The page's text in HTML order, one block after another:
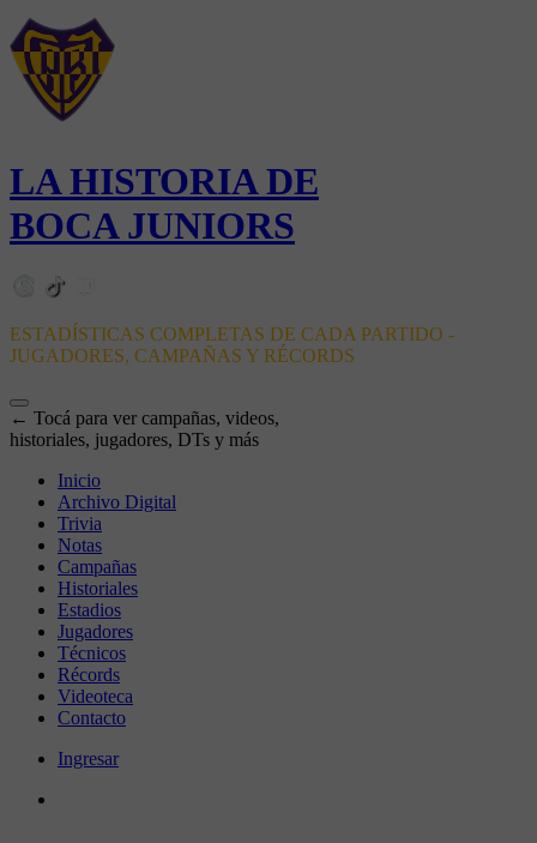
LA HISTORIA DE
BOCA JUNIORS
ESTADÍSTICAS COMPLETAS DE CADA PARTIDO -
JUGADORES, CAMPAÑAS Y RÉCORDS
← Tocá para ver campañas, videos,
historiales, jugadores, DTs y más
Inicio
Archivo Digital
Trivia
Notas
Campañas
Historiales
Estadios
Jugadores
Técnicos
Récords
Videoteca
Contacto
Ingresar